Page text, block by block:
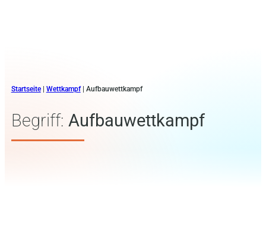
Startseite| Wettkampf| Aufbauwettkampf
Begriff: Aufbauwettkampf